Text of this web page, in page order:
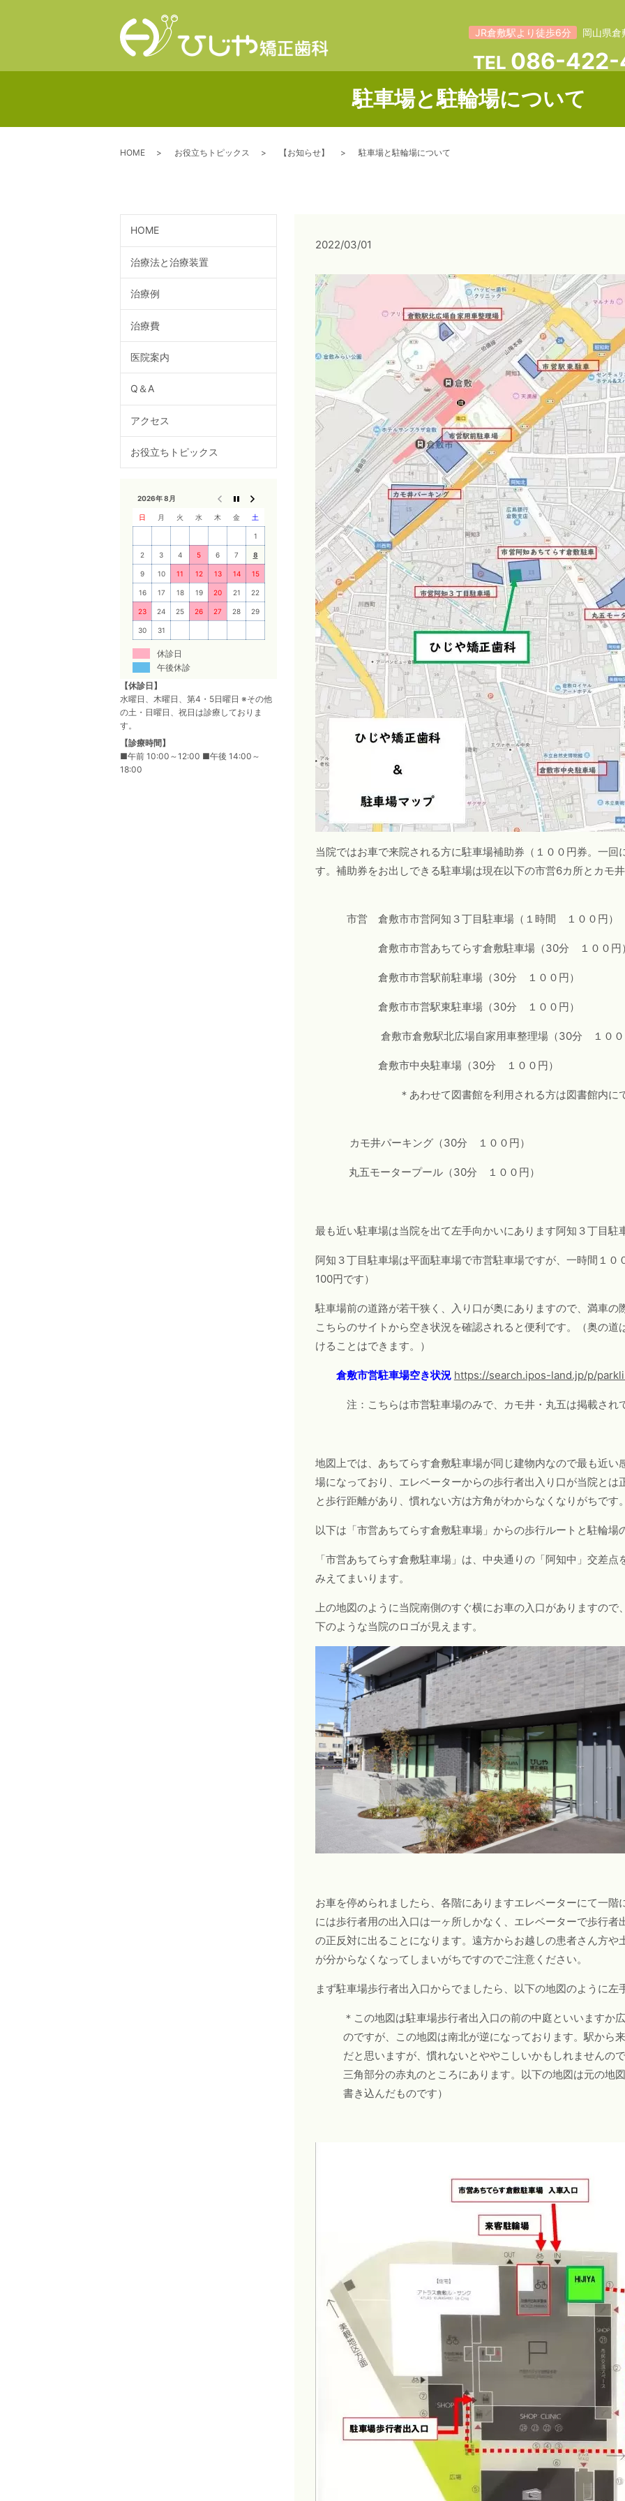
JR倉敷駅より徒歩6分 岡山県倉
TEL 086-422-
駐車場と駐輪場について
HOME お役立ちトピックス 【お知らせ】 駐車場と駐輪場について
HOME
治療法と治療装置
治療例
治療費
医院案内
Q＆A
アクセス
お役立ちトピックス
2026年 8月
日 月 火 水 木 金 土
1
2 3 4 5 6 7 8
9 10 11 12 13 14 15
16 17 18 19 20 21 22
23 24 25 26 27 28 29
30 31
休診日
午後休診
【休診日】
水曜日、木曜日、第4・5日曜日 ※その他
の土・日曜日、祝日は診療しておりま
す。
【診療時間】
■午前 10:00～12:00 ■午後 14:00～
18:00
2022/03/01
当院ではお車で来院される方に駐車場補助券（１００円券。一回
す。補助券をお出しできる駐車場は現在以下の市営6カ所と カモ井
市営 倉敷市市営阿知３丁目駐車場（１時間 １００円）
倉敷市市営あちてらす倉敷駐車場（30分 １００円
倉敷市市営駅前駐車場（30分 １００円）
倉敷市市営駅東駐車場（30分 １００円）
倉敷市倉敷駅北広場自家用車整理場（30分 １００
倉敷市中央駐車場（30分 １００円）
＊あわせて図書館を利用される方は図書館内にて
カモ井パーキング（30分 １００円）
丸五モータープール（30分 １００円）
最も近い駐車場は当院を出て左手向かいにあります阿知３丁目駐
阿知３丁目駐車場は平面駐車場で市営駐車場ですが、一時間１
100円です）
駐車場前の道路が若干狭く、入り口が奥にありますので、満車の
こちらのサイトから空き状況を確認されると便利です。（奥の
けることはできます。）
倉敷市営駐車場空き状況 https://search.ipos-land.jp/p/
注：こちらは市営駐車場のみで、カモ井・丸五は掲載
地図上では、あちてらす倉敷駐車場が同じ建物内なので最も近い
場になっており、エレベーターからの歩行者出入り口が当院とは
と歩行距離があり、慣れない方は方角がわからなくなりがちです
以下は「市営あちてらす倉敷駐車場」からの歩行ルートと駐輪場
「市営あちてらす倉敷駐車場」は、中央通りの「阿知中」交差
みえてまいります。
上の地図のように当院南側のすぐ横にお車の入口がありますの
下のような当院のロゴが見えます。
お車を停められましたら、各階にありますエレベーターにて一
には歩行者用の出入口は一ヶ所しかなく、エレベーターで歩行
の正反対に出ることになります。遠方からお越しの患者さん方や
が分からなくなってしまいがちですのでご注意ください。
まず駐車場歩行者出入口からでましたら、以下の地図のように左
＊この地図は駐車場歩行者出入口の前の中庭といいますか
のですが、この地図は南北が逆になっております。駅から
だと思いますが、慣れないとややこしいかもしれませんの
三角部分の赤丸のところにあります。以下の地図は元の地
書き込んだものです）